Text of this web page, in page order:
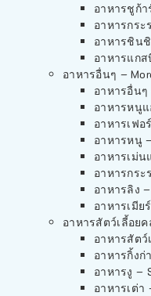
อาหารชูก้า
อาหารกระ
อาหารชิน
อาหารแกส
อาหารอื่นๆ –
อาหารอื่นๆ
อาหารหนูแ
อาหารเฟอ
อาหารหนู
อาหารเม่น
อาหารกระ
อาหารลิง
อาหารเมีย
อาหารสัตว์เลี้อย
อาหารสัต
อาหารกิ้งก่
อาหารงู –
อาหารเต่า